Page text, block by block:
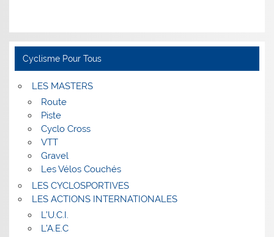
Cyclisme Pour Tous
LES MASTERS
Route
Piste
Cyclo Cross
VTT
Gravel
Les Vélos Couchés
LES CYCLOSPORTIVES
LES ACTIONS INTERNATIONALES
L’U.C.I.
L’A.E.C